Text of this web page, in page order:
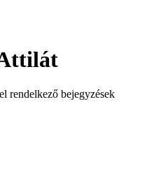
rendelkező bejegyzések